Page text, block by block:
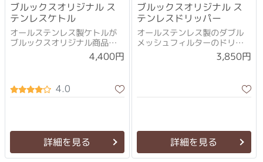
ブルックスオリジナル ス
テンレスケトル
オールステンレス製ケトルが
ブルックスオリジナル商品で
4,400円
4.0
詳細を見る
ブルックスオリジナル ス
テンレスドリッパー
オールステンレス製のダブル
メッシュフィルターのドリッ
3,850円
詳細を見る